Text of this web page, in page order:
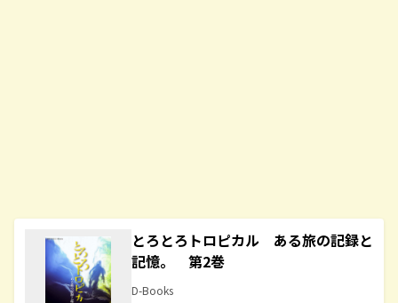
とろとろトロピカル ある旅の記録と
記憶。 第2巻
D-Books